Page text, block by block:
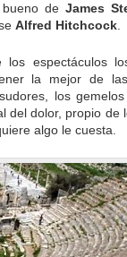
de James
Alfred Hitchcock.
espectáculos
la mejor de
los
del dolor, propio de
algo le cuesta.